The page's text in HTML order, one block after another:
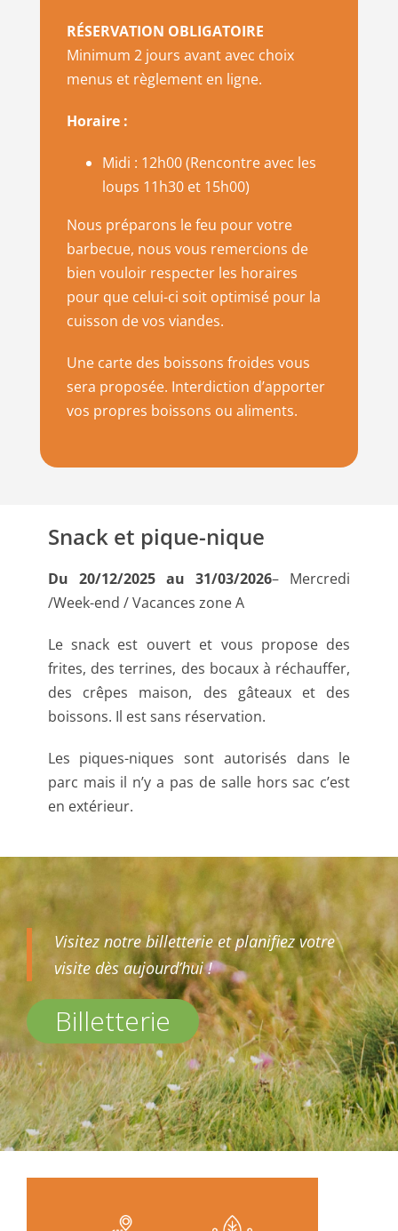
RÉSERVATION OBLIGATOIRE
Minimum 2 jours avant avec choix
menus et règlement en ligne.
Horaire :
Midi : 12h00 (Rencontre avec les
loups 11h30 et 15h00)
Nous préparons le feu pour votre
barbecue, nous vous remercions de
bien vouloir respecter les horaires
pour que celui-ci soit optimisé pour la
cuisson de vos viandes.
Une carte des boissons froides vous
sera proposée. Interdiction d’apporter
vos propres boissons ou aliments.
Snack et pique-nique
Du 20/12/2025 au 31/03/2026– Mercredi
/Week-end / Vacances zone A
Le snack est ouvert et vous propose des
frites, des terrines, des bocaux à réchauffer,
des crêpes maison, des gâteaux et des
boissons. Il est sans réservation.
Les piques-niques sont autorisés dans le
parc mais il n’y a pas de salle hors sac c’est
en extérieur.
Visitez notre billetterie et planifiez votre
visite dès aujourd’hui !
Billetterie